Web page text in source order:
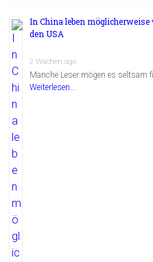
In China leben
den USA
2 Wochen ago
Manche Leser mögen es seltsam
Weiterlesen...